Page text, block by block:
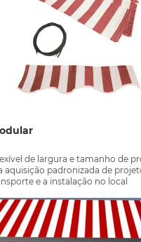
de largura e tamanho de
aquisição padronizada de
e a instalação no local